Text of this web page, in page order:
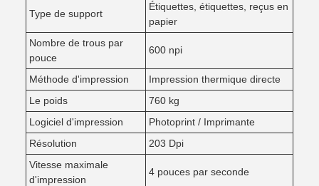
Type de support
Étiquettes, étiquettes, reçus en
papier
Nombre de trous par
pouce
600 npi
Méthode d'impression
Impression thermique directe
Le poids
760 kg
Logiciel d'impression
Photoprint / Imprimante
Résolution
203 Dpi
Vitesse maximale
d'impression
4 pouces par seconde